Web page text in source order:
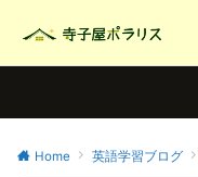
Home 英語学習ブログ